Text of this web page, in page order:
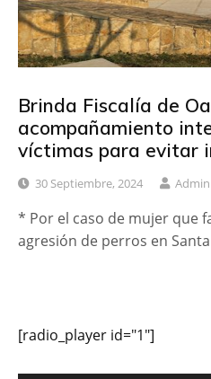
Brinda Fiscalía de
acompañamiento
víctimas para evitar
30 Septiembre, 2024 Admin
* Por el caso de mujer que
agresión de perros en Santa
[radio_player id="1"]